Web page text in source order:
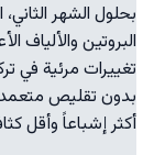
بحلول الشهر
البروتين والألياف
تغييرات مرئية في
بدون تقليص متعمد
أكثر إشباعاً وأقل